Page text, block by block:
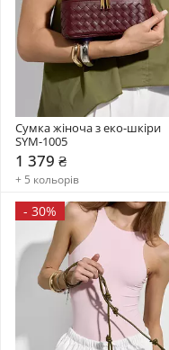
Сумка жіноча з еко-шкіри
SYM-1005
1 379 ₴
+ 5 кольорів
- 30%